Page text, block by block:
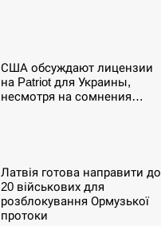
США обсуждают лицензии
на Patriot для Украины,
несмотря на сомнения…
Латвія готова направити до
20 військових для
розблокування Ормузької
протоки